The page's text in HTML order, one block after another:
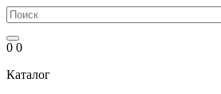
0 0
Каталог